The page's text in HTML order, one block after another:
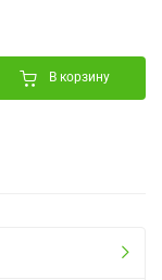
В корзину